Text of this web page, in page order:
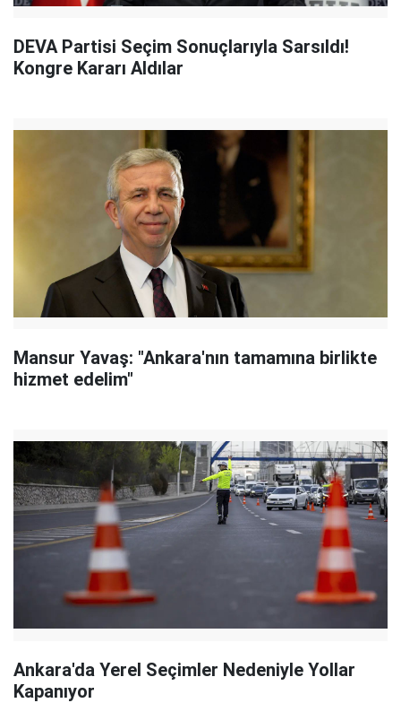
DEVA Partisi Seçim Sonuçlarıyla Sarsıldı!
Kongre Kararı Aldılar
Mansur Yavaş: "Ankara'nın tamamına birlikte
hizmet edelim"
Ankara'da Yerel Seçimler Nedeniyle Yollar
Kapanıyor